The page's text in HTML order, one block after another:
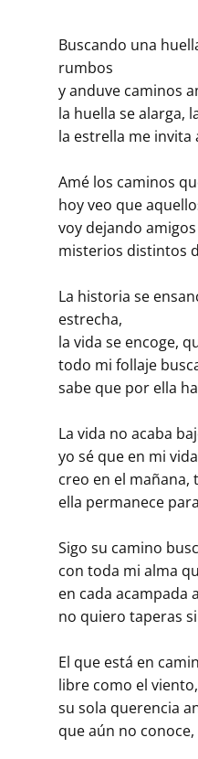
Buscando una
rumbos
y anduve caminos
la huella se alarga,
la estrella me invita
Amé los caminos
hoy veo que
voy dejando
misterios distintos
La historia se
estrecha,
la vida se encoge,
todo mi follaje
sabe que por ella
La vida no acaba
yo sé que en mi
creo en el mañana,
ella permanece
Sigo su camino
con toda mi alma
en cada acampada
no quiero taperas
El que está en
libre como el
su sola querencia
que aún no